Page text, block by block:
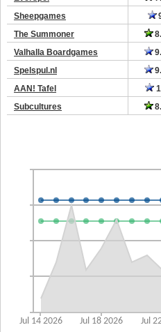
Sheepgames
The Summoner
Valhalla Boardgames
Spelspul.nl
AAN! Tafel
Subcultures